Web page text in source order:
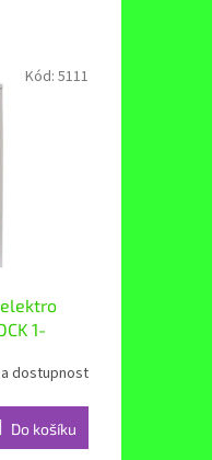
1-
dostupnost
Do košíku
Kód: 5111